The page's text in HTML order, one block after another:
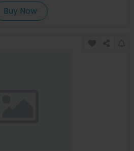
Buy Now